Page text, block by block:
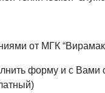
от МГК
форму и с Вами